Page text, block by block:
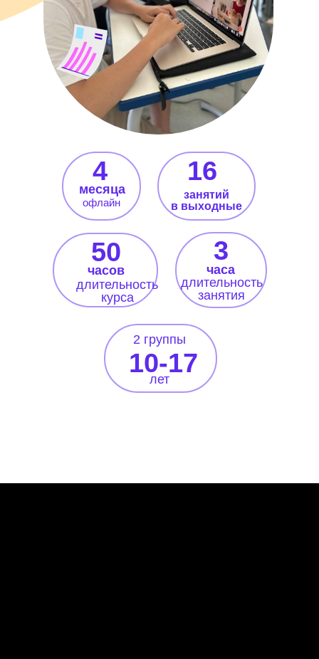
4
месяца
офлайн
16
занятий
в выходные
10-17
лет
2 группы
часа
3
длительность
занятия
50
часов
длительность
курса